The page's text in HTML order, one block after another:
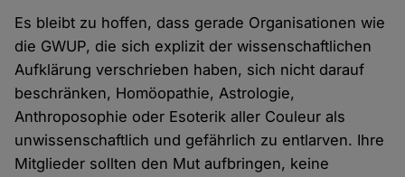
Es bleibt zu hoffen, dass gerade Organisationen wie
die GWUP, die sich explizit der wissenschaftlichen
Aufklärung verschrieben haben, sich nicht darauf
beschränken, Homöopathie, Astrologie,
Anthroposophie oder Esoterik aller Couleur als
unwissenschaftlich und gefährlich zu entlarven. Ihre
Mitglieder sollten den Mut aufbringen, keine